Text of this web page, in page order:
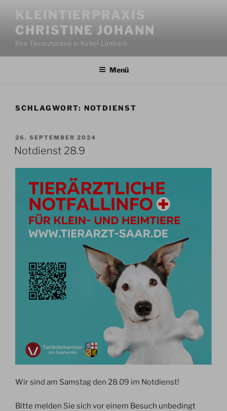
Inhalt
springen
KLEINTIERPRAXIS
CHRISTINE JOHANN
Ihre Tierarztpraxis in Kirkel-Limbach
Menü
SCHLAGWORT: NOTDIENST
VERÖFFENTLICHT
AM
26. SEPTEMBER 2024
Notdienst 28.9
Wir sind am Samstag den 28.09 im Notdienst!
Bitte melden Sie sich vor einem Besuch unbedingt